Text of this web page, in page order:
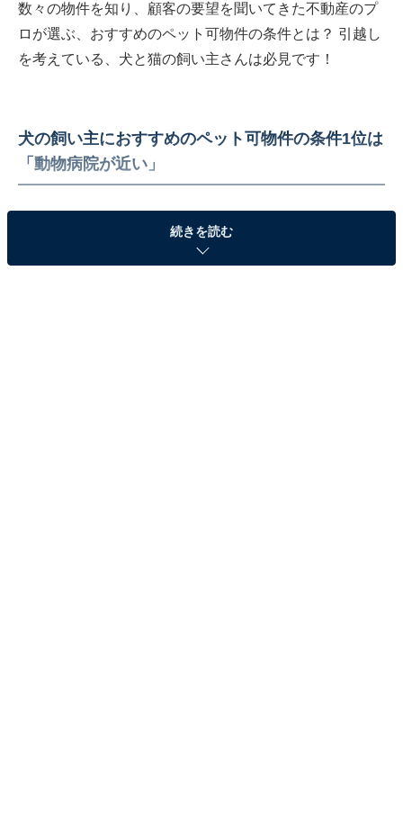
数々の物件を知り、顧客の要望を聞いてきた不動産のプ
ロが選ぶ、おすすめのペット可物件の条件とは？ 引越し
を考えている、犬と猫の飼い主さんは必見です！
犬の飼い主におすすめのペット可物件の条件1位は
「動物病院が近い」
続きを読む